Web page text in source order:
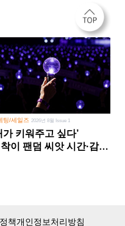
팅/세일즈 2026년 8월 Issue 1
가 키워주고 싶다’
이 팬덤 씨앗 시간·감정
책개인정보처리방침